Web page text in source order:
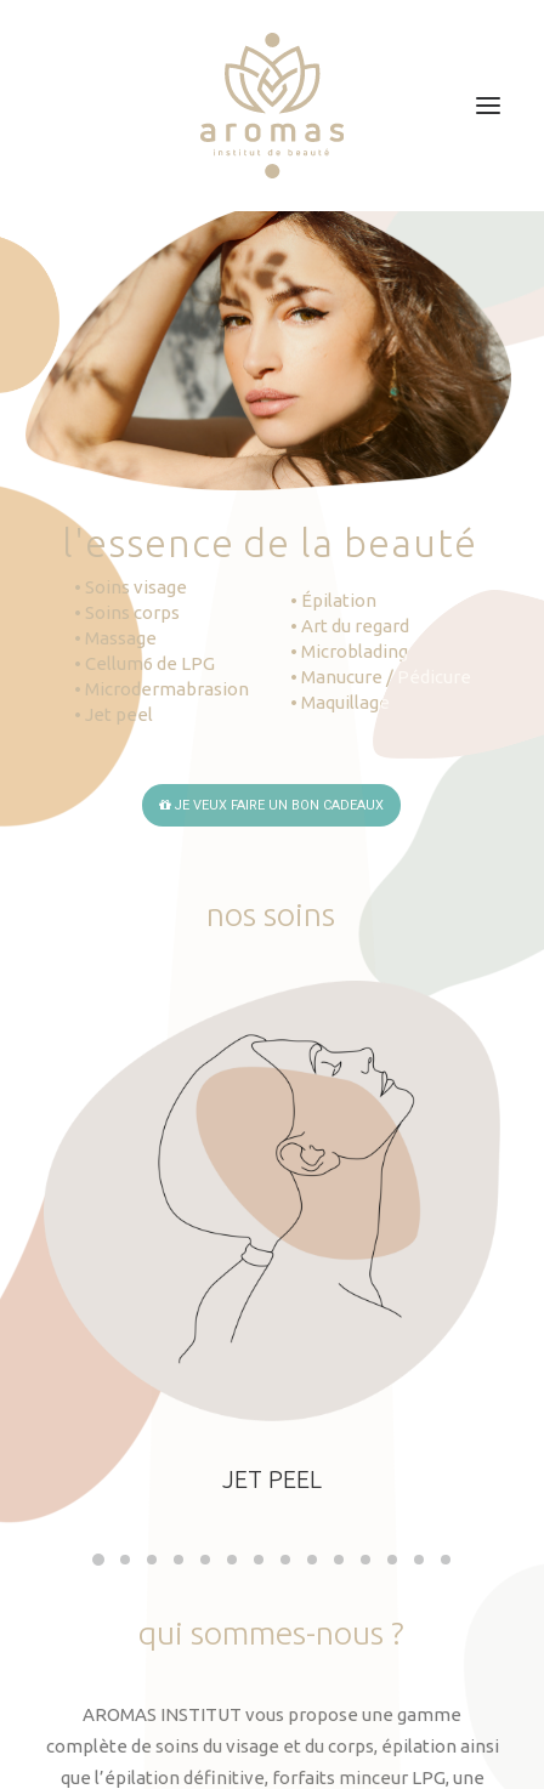
Soins
Je veux faire un bon cadeau
Plan d’accès
Prendre RDV
'essence de la beauté
• Soins visage
• Soins corps
• Massage
• Cellum6 de LPG
• Microdermabrasion
• Jet peel
• Épilation
• Art du regard
• Microblading
• Manucure / Pédicure
• Maquillage
JE VEUX FAIRE UN BON CADEAUX
nos soins
JET PEEL
qui sommes-nous ?
AROMAS INSTITUT vous propose une gamme
complète de soins du visage et du corps, épilation ainsi
que l’épilation définitive, forfaits minceur LPG, une